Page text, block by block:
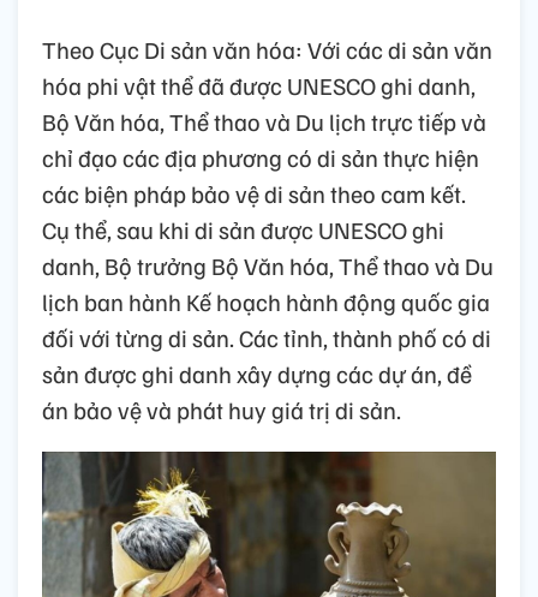
Theo Cục Di sản văn hóa: Với các di sản văn
hóa phi vật thể đã được UNESCO ghi danh,
Bộ Văn hóa, Thể thao và Du lịch trực tiếp và
chỉ đạo các địa phương có di sản thực hiện
các biện pháp bảo vệ di sản theo cam kết.
Cụ thể, sau khi di sản được UNESCO ghi
danh, Bộ trưởng Bộ Văn hóa, Thể thao và Du
lịch ban hành Kế hoạch hành động quốc gia
đối với từng di sản. Các tỉnh, thành phố có di
sản được ghi danh xây dựng các dự án, đề
án bảo vệ và phát huy giá trị di sản.